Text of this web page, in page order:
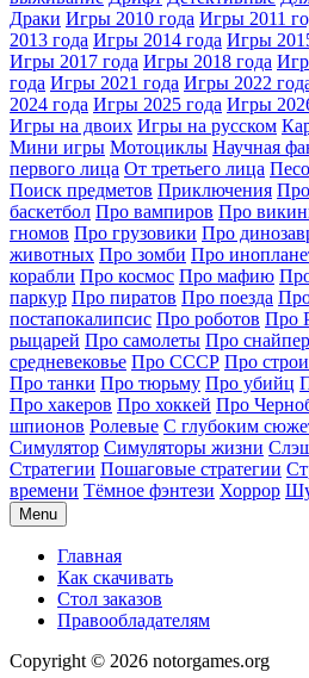
Драки Игры 2010 года Игры 2011
2013 года Игры 2014 года Игры
Игры 2017 года Игры 2018 года
года Игры 2021 года Игры 2022
2024 года Игры 2025 года Игры
Игры на двоих Игры на русском
Мини игры Мотоциклы Научная
первого лица От третьего лица
Поиск предметов Приключения
баскетбол Про вампиров Про
гномов Про грузовики Про
животных Про зомби Про
корабли Про космос Про мафию
паркур Про пиратов Про поезда
постапокалипсис Про роботов Про
рыцарей Про самолеты Про
средневековье Про СССР Про
Про танки Про тюрьму Про убийц
Про хакеров Про хоккей Про
шпионов Ролевые С глубоким
Симулятор Симуляторы жизни
Стратегии Пошаговые стратегии
времени Тёмное фэнтези Хоррор
Menu
Главная
Как скачивать
Стол заказов
Правообладателям
Copyright © 2026 notorgames.org